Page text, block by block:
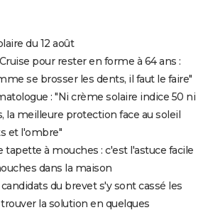
du 12 août
pour rester en forme à 64 ans :
se brosser les dents, il faut le faire"
: "Ni crème solaire indice 50 ni
la meilleure protection face au soleil
et l'ombre"
tapette à mouches : c'est l'astuce facile
dans la maison
du brevet s'y sont cassé les
la solution en quelques